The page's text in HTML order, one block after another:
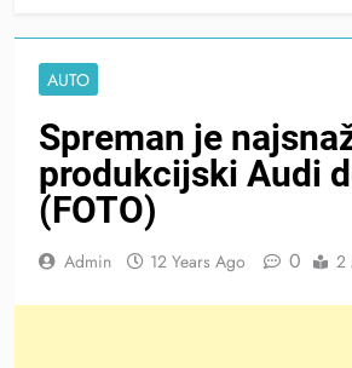
AUTO
Spreman je
produkcijski Audi
(FOTO)
Admin 12 Years Ago 0 2